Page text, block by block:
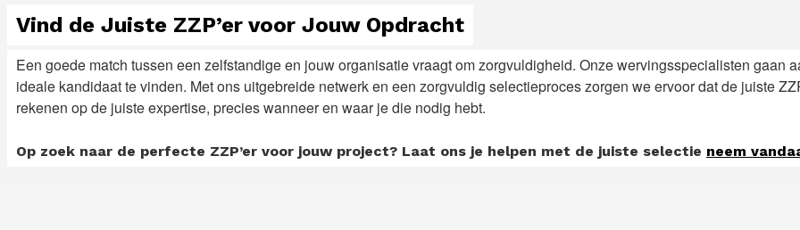
Vind de Juiste ZZP’er voor Jouw Opdracht
Een goede match tussen een zelfstandige en jouw organisatie vraagt om zorgvuldigheid. Onze wervingsspecialisten gaan
ideale kandidaat te vinden. Met ons uitgebreide netwerk en een zorgvuldig selectieproces zorgen we ervoor dat de juiste
rekenen op de juiste expertise, precies wanneer en waar je die nodig hebt.
Op zoek naar de perfecte ZZP’er voor jouw project? Laat ons je helpen met de juiste selectie neem